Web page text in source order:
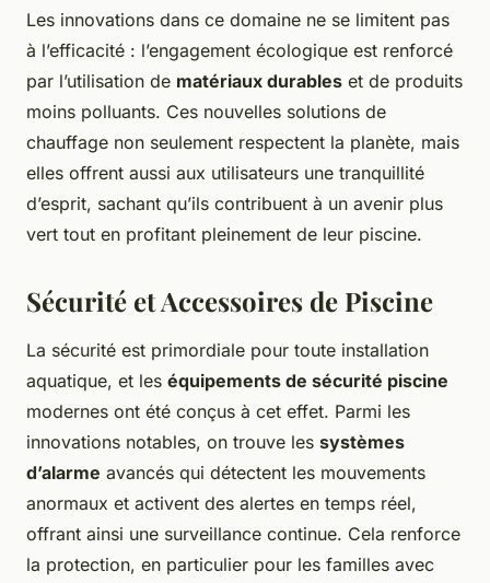
Les innovations dans ce domaine ne se limitent pas
à l’efficacité : l’engagement écologique est renforcé
par l’utilisation de matériaux durables et de produits
moins polluants. Ces nouvelles solutions de
chauffage non seulement respectent la planète, mais
elles offrent aussi aux utilisateurs une tranquillité
d’esprit, sachant qu’ils contribuent à un avenir plus
vert tout en profitant pleinement de leur piscine.
Sécurité et Accessoires de Piscine
La sécurité est primordiale pour toute installation
aquatique, et les équipements de sécurité piscine
modernes ont été conçus à cet effet. Parmi les
innovations notables, on trouve les systèmes
d’alarme avancés qui détectent les mouvements
anormaux et activent des alertes en temps réel,
offrant ainsi une surveillance continue. Cela renforce
la protection, en particulier pour les familles avec